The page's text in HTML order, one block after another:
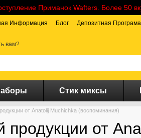
Приманок Wafters. Более 50
Информация Блог Депозитная
вам?
Стик миксы
от Anatolij Muchichka (воспоминания)
от